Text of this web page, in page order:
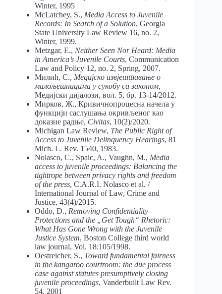
Winter, 1995
McLatchey, S., Media Access to Juvenile
Records: In Search of a Solution, Georgia
State University Law Review 16, no. 2,
Winter, 1999.
Metzgar, Е., Neither Seen Nor Heard: Media
in America’s Juvenile Courts, Communication
Law and Policy 12, no. 2, Spring, 2007.
Милић, С., Медијско извјештавање о
малољетницима у сукобу са законом,
Медијски дијалози, вол. 5, бр. 13-14/2012.
Мирков, Ж., Кривичнопроцесна начела у
функцији саслушања окривљеног као
доказне радње, Civitas, 10(2)/2020.
Michigan Law Review, The Public Right of
Access to Juvenile Delinquency Hearings, 81
Mich. L. Rev. 1540, 1983.
Nolasco, C., Spaic, A., Vaughn, M., Media
access to juvenile proceedings: Balancing the
tightrope between privacy rights and freedom
of the press, C.A.R.I. Nolasco et al. /
International Journal of Law, Crime and
Justice, 43(4)/2015.
Oddo, D., Removing Confidentiality
Protections and the „Get Tough“ Rhetoric:
What Has Gone Wrong with the Juvenile
Justice System, Boston College third world
law journal, Vol. 18:105/1998.
Oestreicher, S., Toward fundamental fairness
in the kangaroo courtroom: the due process
case against statutes presumptively closing
juvenile proceedings, Vanderbuilt Law Rev.
54, 2001